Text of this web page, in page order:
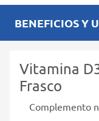
BENEFICIOS Y
Vitamina
Frasco
Complemento